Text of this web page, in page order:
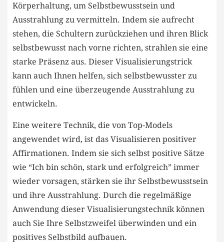
Körperhaltung, um Selbstbewusstsein und
Ausstrahlung zu vermitteln. Indem sie ⁢aufrecht
stehen, die Schultern zurückziehen und ihren Blick
selbstbewusst nach vorne ⁢richten, strahlen​ sie eine
starke ​Präsenz aus. Dieser Visualisierungstrick⁤
kann auch Ihnen helfen, sich selbstbewusster zu
fühlen und eine⁤ überzeugende Ausstrahlung ‌zu
entwickeln.
Eine weitere Technik, die von Top-Models
angewendet wird, ist das Visualisieren positiver
⁤Affirmationen. Indem sie sich selbst positive Sätze
wie⁢ “Ich ⁤bin schön, stark und erfolgreich” immer
wieder vorsagen, ⁣stärken⁣ sie ihr Selbstbewusstsein
und ihre Ausstrahlung. Durch die regelmäßige
Anwendung dieser Visualisierungstechnik können
auch Sie Ihre Selbstzweifel überwinden und ein
positives Selbstbild aufbauen.